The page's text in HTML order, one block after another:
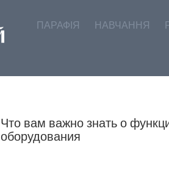
ПАРАФІЯ НАВЧАННЯ
Что вам важно знать о
оборудования